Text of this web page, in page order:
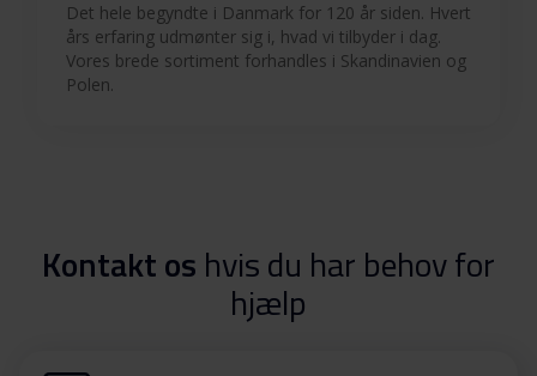
Det hele begyndte i Danmark for 120 år siden. Hvert
års erfaring udmønter sig i, hvad vi tilbyder i dag.
Vores brede sortiment forhandles i Skandinavien og
Polen.
Kontakt os hvis du har behov for
hjælp